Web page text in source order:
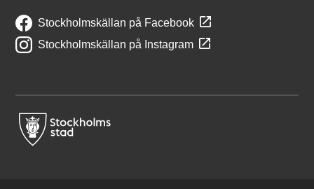
Stockholmskällan på Facebook
Stockholmskällan på Instagram